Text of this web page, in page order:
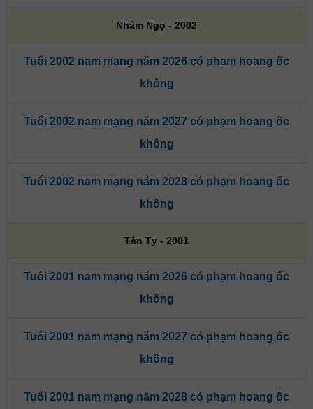
Nhâm Ngọ - 2002
Tuổi 2002 nam mạng năm 2026 có phạm hoang ốc
không
Tuổi 2002 nam mạng năm 2027 có phạm hoang ốc
không
Tuổi 2002 nam mạng năm 2028 có phạm hoang ốc
không
Tân Tỵ - 2001
Tuổi 2001 nam mạng năm 2026 có phạm hoang ốc
không
Tuổi 2001 nam mạng năm 2027 có phạm hoang ốc
không
Tuổi 2001 nam mạng năm 2028 có phạm hoang ốc